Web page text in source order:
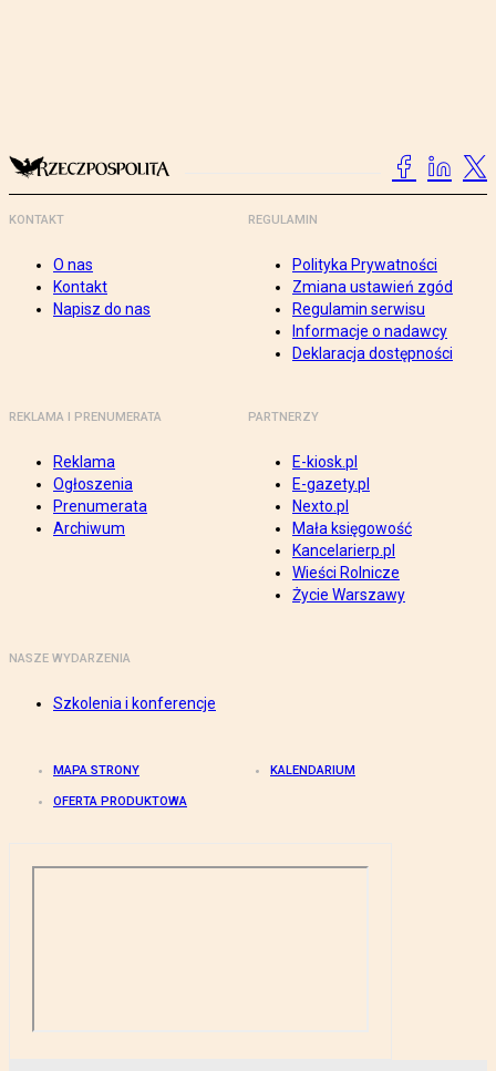
KONTAKT
O nas
Kontakt
Napisz do nas
REGULAMIN
Polityka Prywatności
Zmiana ustawień zgód
Regulamin serwisu
Informacje o nadawcy
Deklaracja dostępności
REKLAMA I PRENUMERATA
Reklama
Ogłoszenia
Prenumerata
Archiwum
PARTNERZY
E-kiosk.pl
E-gazety.pl
Nexto.pl
Mała księgowość
Kancelarierp.pl
Wieści Rolnicze
Życie Warszawy
NASZE WYDARZENIA
Szkolenia i konferencje
MAPA STRONY KALENDARIUM
OFERTA PRODUKTOWA